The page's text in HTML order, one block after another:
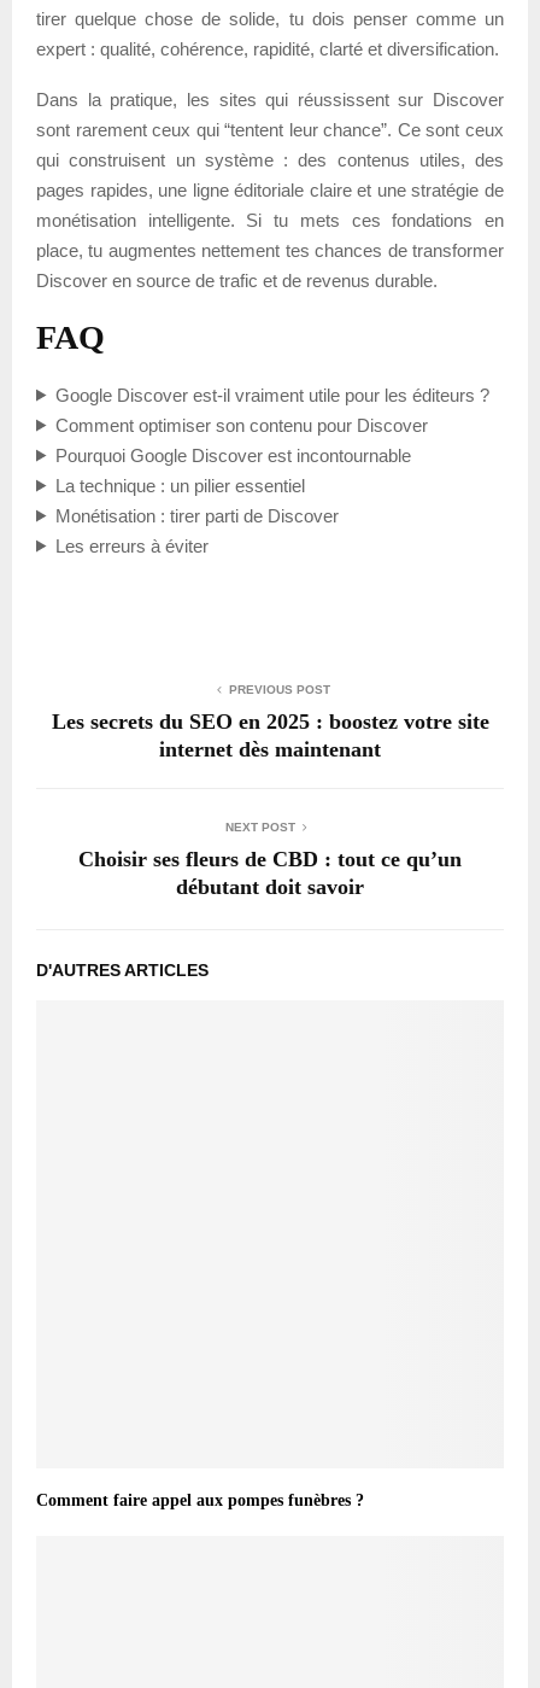
tirer quelque chose de solide, tu dois penser comme un
expert : qualité, cohérence, rapidité, clarté et diversification.
Dans la pratique, les sites qui réussissent sur Discover
sont rarement ceux qui “tentent leur chance”. Ce sont ceux
qui construisent un système : des contenus utiles, des
pages rapides, une ligne éditoriale claire et une stratégie de
monétisation intelligente. Si tu mets ces fondations en
place, tu augmentes nettement tes chances de transformer
Discover en source de trafic et de revenus durable.
FAQ
Google Discover est-il vraiment utile pour les éditeurs ?
Comment optimiser son contenu pour Discover
Pourquoi Google Discover est incontournable
La technique : un pilier essentiel
Monétisation : tirer parti de Discover
Les erreurs à éviter
PREVIOUS POST
Les secrets du SEO en 2025 : boostez votre site
internet dès maintenant
NEXT POST
Choisir ses fleurs de CBD : tout ce qu’un
débutant doit savoir
D'AUTRES ARTICLES
Comment faire appel aux pompes funèbres ?